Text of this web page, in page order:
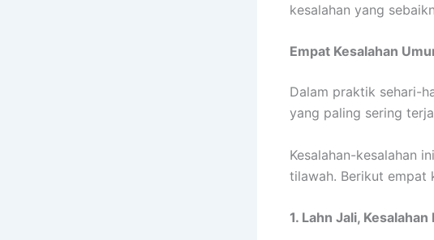
kesalahan yang
Empat Kesalahan
Dalam praktik sehari-
yang paling sering
Kesalahan-kesalahan
tilawah. Berikut empat
1. Lahn Jali,